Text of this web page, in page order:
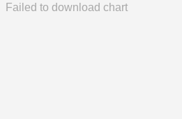
Failed to download chart